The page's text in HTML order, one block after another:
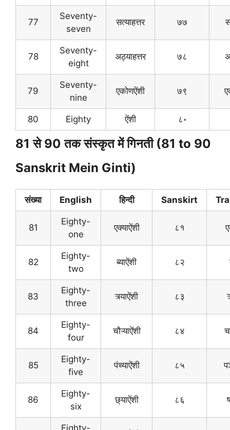
77
Seventy-
seven
सत्याहत्तर ७७
78
Seventy-
eight
अठ्याहत्तर ७८
79
Seventy-
nine
एकोणऐंशी ७९
80 Eighty ऐंशी ८॰
81 से 90 तक संस्कृत में गिनती (81 to 90
Sanskrit Mein Ginti)
संख्या English हिन्दी Sanskirt
81
Eighty-
one
एक्याऐंशी ८१
82
Eighty-
two
ब्याऐंशी ८२
83
Eighty-
three
त्र्याऐंशी ८३
84
Eighty-
four
चौऱ्याऐंशी ८४
85
Eighty-
five
पंच्याऐंशी ८५
86
Eighty-
six
छ्याऐंशी ८६